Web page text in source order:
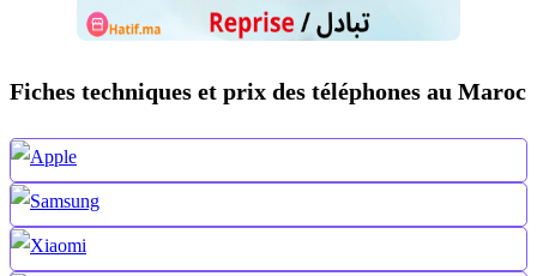
Fiches techniques et prix des téléphones au Maroc